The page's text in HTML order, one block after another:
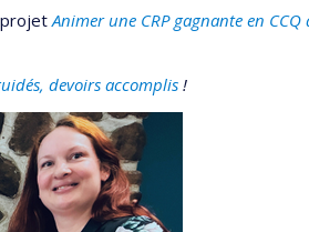
projetAnimer une CRP gagnante en
devoirs accomplis!